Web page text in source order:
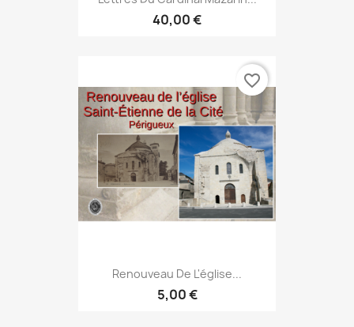
40,00 €
Renouveau De L'église...
5,00 €
favorite_border